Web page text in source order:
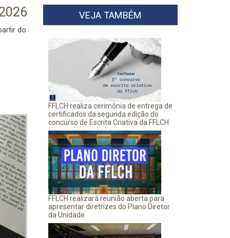
do
VEJA TAMBÉM
FFLCH realiza cerimônia de entrega de
certificados da segunda edição do
concurso de Escrita Criativa da FFLCH
FFLCH realizará reunião aberta para
apresentar diretrizes do Plano Diretor
da Unidade